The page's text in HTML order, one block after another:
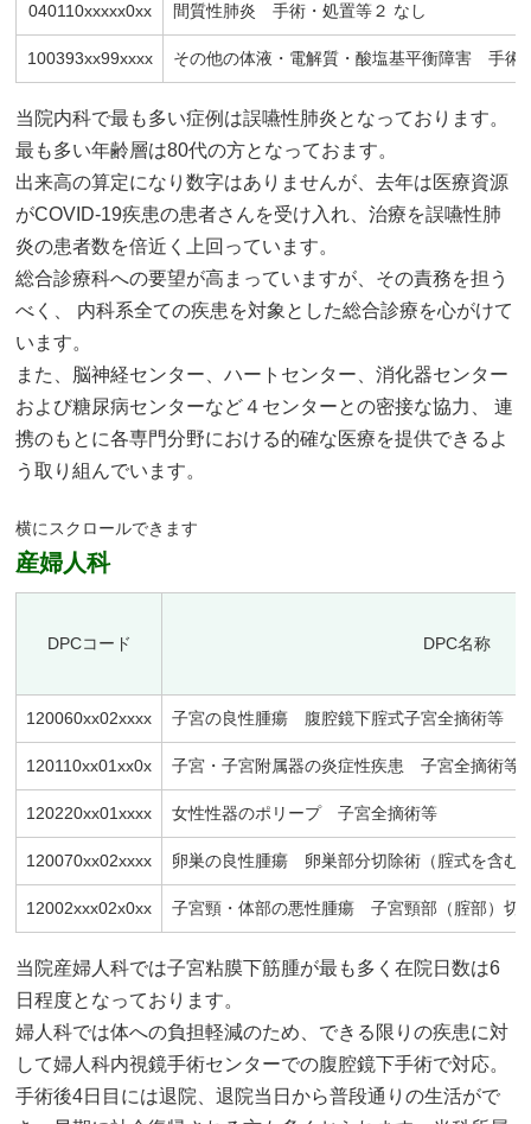
040110xxxxx0xx 間質性肺炎 手術・処置等２ なし
100393xx99xxxx その他の体液・電解質・酸塩基平衡障害 手術
当院内科で最も多い症例は誤嚥性肺炎となっております。
最も多い年齢層は80代の方となっておます。
出来高の算定になり数字はありませんが、去年は医療資源
がCOVID-19疾患の患者さんを受け入れ、治療を誤嚥性肺
炎の患者数を倍近く上回っています。
総合診療科への要望が高まっていますが、その責務を担う
べく、 内科系全ての疾患を対象とした総合診療を心がけて
います。
また、脳神経センター、ハートセンター、消化器センター
および糖尿病センターなど４センターとの密接な協力、 連
携のもとに各専門分野における的確な医療を提供できるよ
う取り組んでいます。
産婦人科
DPCコード DPC名称
120060xx02xxxx 子宮の良性腫瘍 腹腔鏡下腟式子宮全摘術等
120110xx01xx0x 子宮・子宮附属器の炎症性疾患 子宮全摘術
120220xx01xxxx 女性性器のポリープ 子宮全摘術等
120070xx02xxxx 卵巣の良性腫瘍 卵巣部分切除術（腟式を含
12002xxx02x0xx 子宮頸・体部の悪性腫瘍 子宮頸部（腟部）
当院産婦人科では子宮粘膜下筋腫が最も多く在院日数は6
日程度となっております。
婦人科では体への負担軽減のため、できる限りの疾患に対
して婦人科内視鏡手術センターでの腹腔鏡下手術で対応。
手術後4日目には退院、退院当日から普段通りの生活がで